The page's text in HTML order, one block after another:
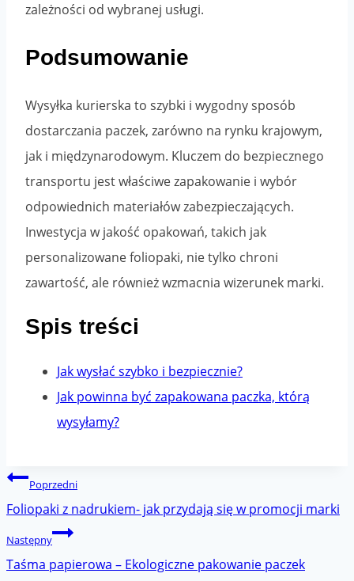
zależności od wybranej usługi.
Podsumowanie
Wysyłka kurierska to szybki i wygodny sposób
dostarczania paczek, zarówno na rynku krajowym,
jak i międzynarodowym. Kluczem do bezpiecznego
transportu jest właściwe zapakowanie i wybór
odpowiednich materiałów zabezpieczających.
Inwestycja w jakość opakowań, takich jak
personalizowane foliopaki, nie tylko chroni
zawartość, ale również wzmacnia wizerunek marki.
Spis treści
Jak wysłać szybko i bezpiecznie?
Jak powinna być zapakowana paczka, którą
wysyłamy?
Nawigacja
wpisu
Poprzedni
Foliopaki z nadrukiem- jak przydają się w promocji marki
Następny
Taśma papierowa – Ekologiczne pakowanie paczek